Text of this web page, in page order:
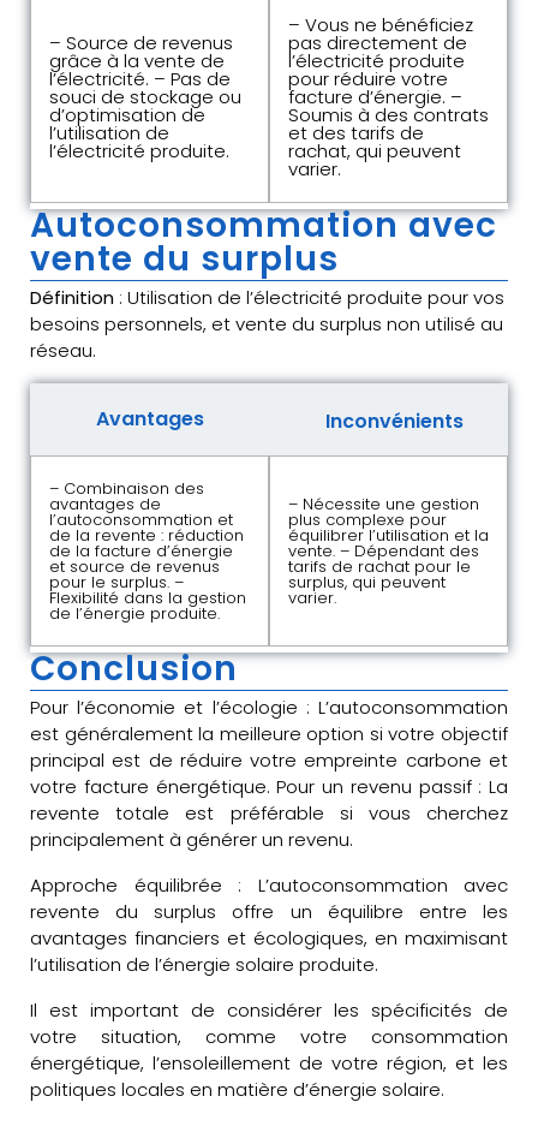
– Source de revenus
grâce à la vente de
l’électricité. – Pas de
souci de stockage ou
d’optimisation de
l’utilisation de
l’électricité produite.
– Vous ne bénéficiez
pas directement de
l’électricité produite
pour réduire votre
facture d’énergie. –
Soumis à des contrats
et des tarifs de
rachat, qui peuvent
varier.
Autoconsommation avec
vente du surplus
Définition : Utilisation de l’électricité produite pour vos
besoins personnels, et vente du surplus non utilisé au
réseau.
Avantages Inconvénients
– Combinaison des
avantages de
l’autoconsommation et
de la revente : réduction
de la facture d’énergie
et source de revenus
pour le surplus. –
Flexibilité dans la gestion
de l’énergie produite.
– Nécessite une gestion
plus complexe pour
équilibrer l’utilisation et la
vente. – Dépendant des
tarifs de rachat pour le
surplus, qui peuvent
varier.
Conclusion
Pour l’économie et l’écologie : L’autoconsommation
est généralement la meilleure option si votre objectif
principal est de réduire votre empreinte carbone et
votre facture énergétique. Pour un revenu passif : La
revente totale est préférable si vous cherchez
principalement à générer un revenu.
Approche équilibrée : L’autoconsommation avec
revente du surplus offre un équilibre entre les
avantages financiers et écologiques, en maximisant
l’utilisation de l’énergie solaire produite.
Il est important de considérer les spécificités de
votre situation, comme votre consommation
énergétique, l’ensoleillement de votre région, et les
politiques locales en matière d’énergie solaire.